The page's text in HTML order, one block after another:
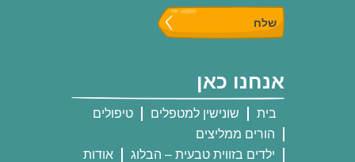
אנחנו כאן
בית שונישין למטפלים
טיפולים
הורים ממליצים
ילדים בזווית טבעית – הבלוג
אודות